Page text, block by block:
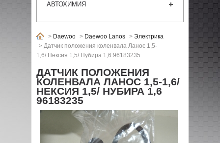
АВТОХИМИЯ
> Daewoo > Daewoo Lanos > Электрика
> Датчик положения коленвала Ланос 1,5-
1,6/ Нексия 1,5/ Нубира 1,6 96183235
ДАТЧИК ПОЛОЖЕНИЯ
КОЛЕНВАЛА ЛАНОС 1,5-1,6/
НЕКСИЯ 1,5/ НУБИРА 1,6
96183235